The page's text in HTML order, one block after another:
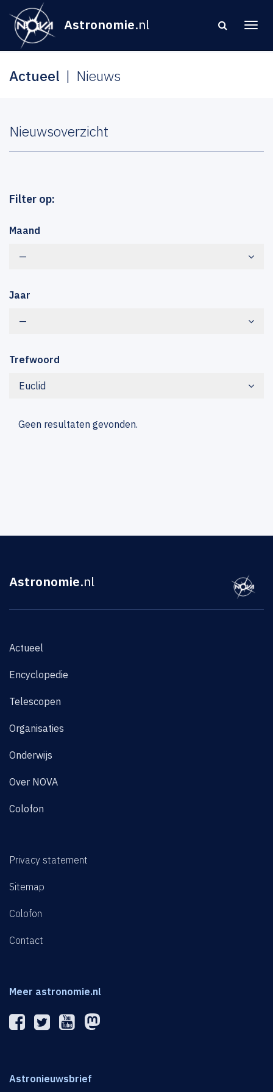
Astronomie.nl
Actueel Nieuws
Nieuwsoverzicht
Filter op:
Maand
—
Jaar
—
Trefwoord
Euclid
Geen resultaten gevonden.
Astronomie.nl
Actueel
Encyclopedie
Telescopen
Organisaties
Onderwijs
Over NOVA
Colofon
Privacy statement
Sitemap
Colofon
Contact
Meer astronomie.nl
Astronieuwsbrief